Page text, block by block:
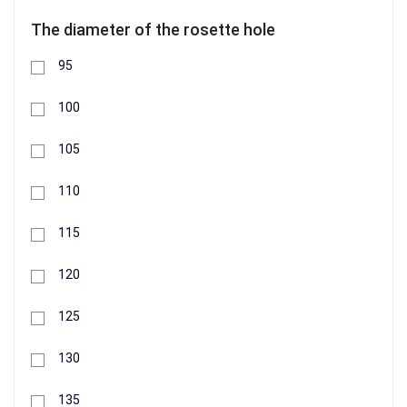
+
Adapter round Profit M Ø 100 x Ø 120 mm
The diameter of the rosette hole
95
100
105
110
115
120
125
130
135